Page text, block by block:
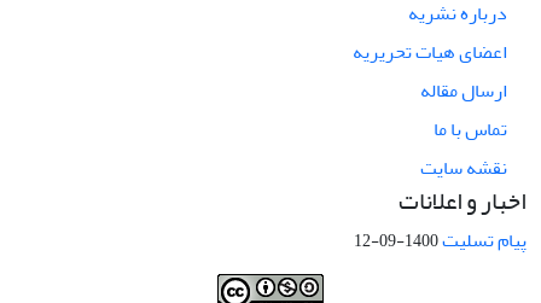
درباره نشریه
اعضای هیات تحریریه
ارسال مقاله
تماس با ما
نقشه سایت
اخبار و اعلانات
پیام تسلیت1400-09-12